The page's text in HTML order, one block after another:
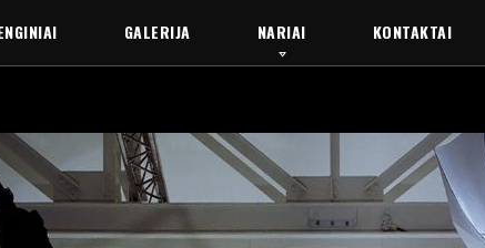
GALERIJA NARIAI KONTAKTAI